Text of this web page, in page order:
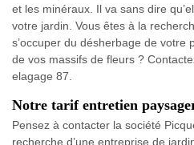
et les minéraux. Il va sans dire
votre jardin. Vous êtes à la
s’occuper du désherbage de votre
de vos massifs de fleurs ?
elagage 87.
Notre tarif entretien
Pensez à contacter la société
recherche d’une entreprise de